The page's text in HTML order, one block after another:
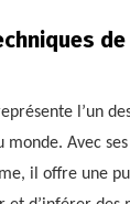
l’un
monde. Avec
il offre une